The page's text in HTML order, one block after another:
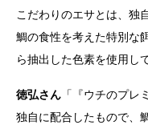
こだわりのエサとは、独
鯛の食性を考えた特別な
ら抽出した色素を使用し
徳弘さん 「『ウチのプ
独自に配合したもので、